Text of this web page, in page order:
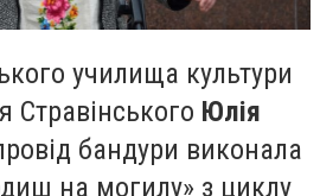
училища культури
Стравінського Юлія
бандури виконала
на могилу» з циклу